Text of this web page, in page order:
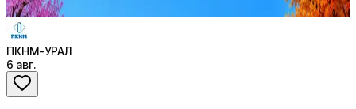
ПКНМ-УРАЛ
6 авг.